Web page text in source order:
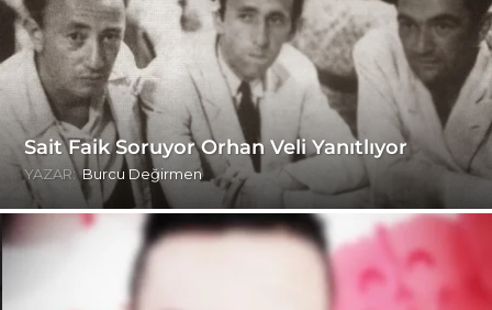
Sait Faik Soruyor Orhan Veli Yanıtlıyor
YAZAR: Burcu Değirmen